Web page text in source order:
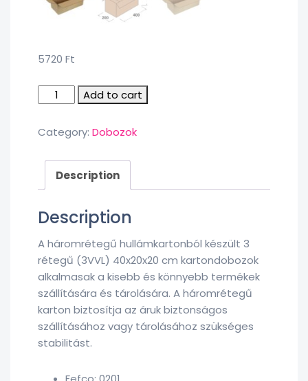
5720 Ft
Kartondoboz,
3
hossz
mm,
szélesség
200
magasság
200
mm-
25
darab
quantity
Add to cart
Category: Dobozok
Description
Description
A háromrétegű hullámkartonból készült 3
rétegű (3VVL) 40x20x20 cm kartondobozok
alkalmasak a kisebb és könnyebb termékek
szállítására és tárolására. A háromrétegű
karton biztosítja az áruk biztonságos
szállításához vagy tárolásához szükséges
stabilitást.